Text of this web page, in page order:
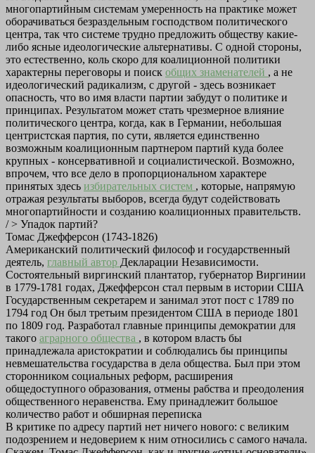
многопартийным системам умеренность на практике может
оборачиваться безраздельным господством политического
центра, так что системе трудно предложить обществу какие-
либо ясные идеологические альтернативы. С одной стороны,
это естественно, коль скоро для коалиционной политики
характерны переговоры и поиск общих знаменателей , а не
идеологический радикализм, с другой - здесь возникает
опасность, что во имя власти партии забудут о политике и
принципах. Результатом может стать чрезмерное влияние
политического центра, когда, как в Германии, небольшая
центристская партия, по сути, является единственно
возможным коалиционным партнером партий куда более
крупных - консервативной и социалистической. Возможно,
впрочем, что все дело в пропорциональном характере
принятых здесь избирательных систем , которые, напрямую
отражая результаты выборов, всегда будут содействовать
многопартийности и созданию коалиционных правительств.
/ > Упадок партий?
Томас Джефферсон (1743-1826)
Американский политический философ и государственный
деятель, главный автор Декларации Независимости.
Состоятельный виргинский плантатор, губернатор Виргинии
в 1779-1781 годах, Джефферсон стал первым в истории США
Государственным секретарем и занимал этот пост с 1789 по
1794 год Он был третьим президентом США в периоде 1801
по 1809 год. Разработал главные принципы демократии для
такого аграрного общества , в котором власть бы
принадлежала аристократии и соблюдались бы принципы
невмешательства государства в дела общества. Был при этом
сторонником социальных реформ, расширения
общедоступного образования, отмены рабства и преодоления
общественного неравенства. Ему принадлежит большое
количество работ и обширная переписка
В критике по адресу партий нет ничего нового: с великим
подозрением и недоверием к ним относились с самого начала.